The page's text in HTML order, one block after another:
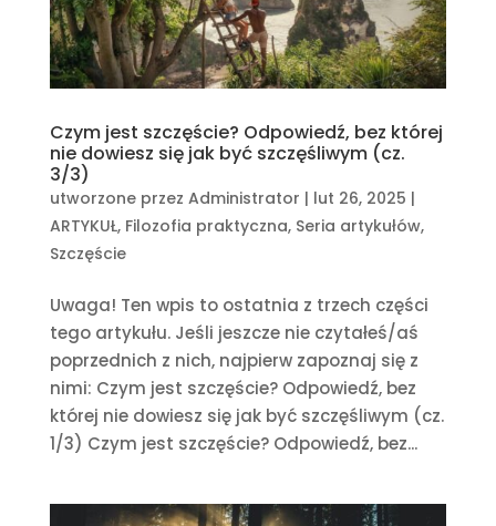
Czym jest szczęście? Odpowiedź, bez której
nie dowiesz się jak być szczęśliwym (cz.
3/3)
utworzone przez Administrator | lut 26, 2025 |
ARTYKUŁ, Filozofia praktyczna, Seria artykułów,
Szczęście
Uwaga! Ten wpis to ostatnia z trzech części
tego artykułu. Jeśli jeszcze nie czytałeś/aś
poprzednich z nich, najpierw zapoznaj się z
nimi: Czym jest szczęście? Odpowiedź, bez
której nie dowiesz się jak być szczęśliwym (cz.
1/3) Czym jest szczęście? Odpowiedź, bez...